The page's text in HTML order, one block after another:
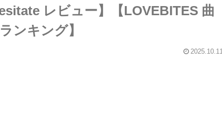
レビュー】【LOVEBITES 曲
ンキング】
2025.10.11